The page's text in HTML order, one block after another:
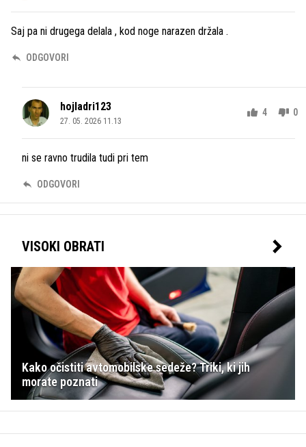
Saj pa ni drugega delala , kod noge narazen držala .
ODGOVORI
hojladri123
27. 05. 2026 11.13
4 0
ni se ravno trudila tudi pri tem
ODGOVORI
VISOKI OBRATI
Kako očistiti avtomobilske sedeže? Triki, ki jih
morate poznati